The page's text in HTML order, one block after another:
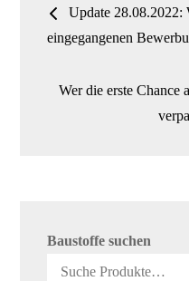
Update 28.08.2022:
eingegangenen
Wer die erste
Baustoffe suchen